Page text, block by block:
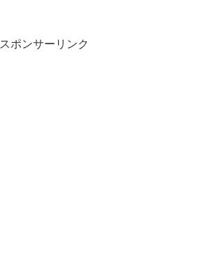
スポンサーリンク